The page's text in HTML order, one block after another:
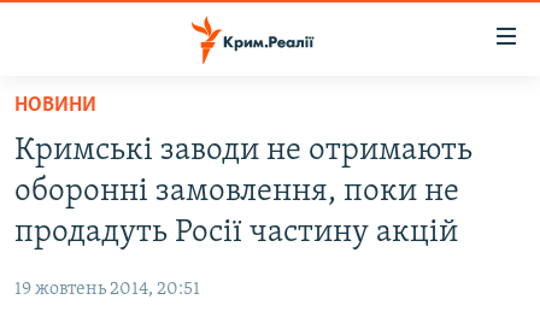
Перейти
основного
матеріалу
Перейти
до
основної
ВОДА.КРИМ
ВІДЕО ТА ФОТО
БЛОГИ
НОВИНИ
Кримські заводи не отримають
оборонні замовлення, поки не
продадуть Росії частину акцій
19 жовтень 2014, 20:51